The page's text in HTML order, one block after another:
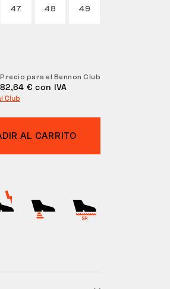
47 48 49
Precio para el Bennon Club
82,64 € con IVA
Club
AL CARRITO